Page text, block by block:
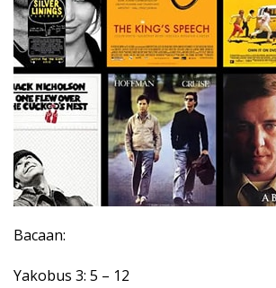
Bacaan:
Yakobus 3: 5 – 12